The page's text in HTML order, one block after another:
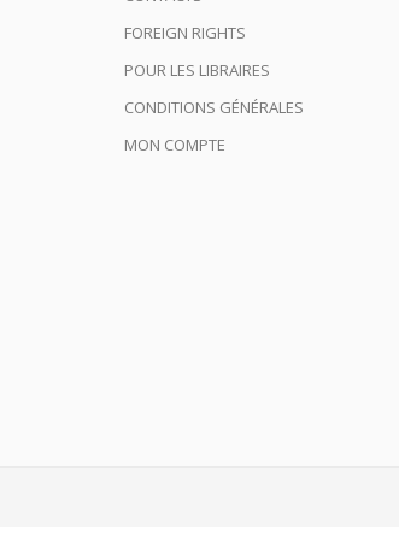
FOREIGN RIGHTS
POUR LES LIBRAIRES
CONDITIONS GÉNÉRALES
MON COMPTE